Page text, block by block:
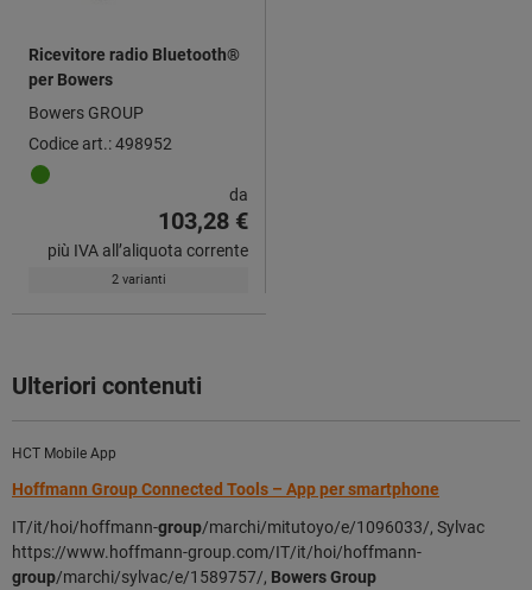
Ricevitore radio Bluetooth®
per Bowers
Bowers GROUP
Codice art.: 498952
da
103,28 €
più IVA all’aliquota corrente
2 varianti
Ulteriori contenuti
HCT Mobile App
Hoffmann Group Connected Tools – App per smartphone
IT/it/hoi/hoffmann-group/marchi/mitutoyo/e/1096033/, Sylvac
https://www.hoffmann-group.com/IT/it/hoi/hoffmann-
group/marchi/sylvac/e/1589757/, BowersGroup